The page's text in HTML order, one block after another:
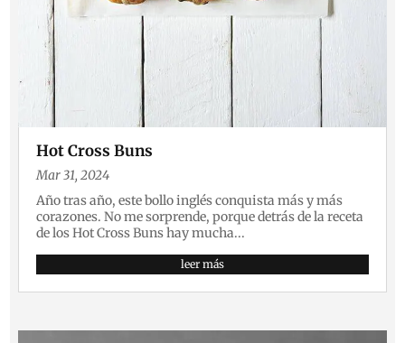
Hot Cross Buns
Mar 31, 2024
Año tras año, este bollo inglés conquista más y más
corazones. No me sorprende, porque detrás de la receta
de los Hot Cross Buns hay mucha...
leer más